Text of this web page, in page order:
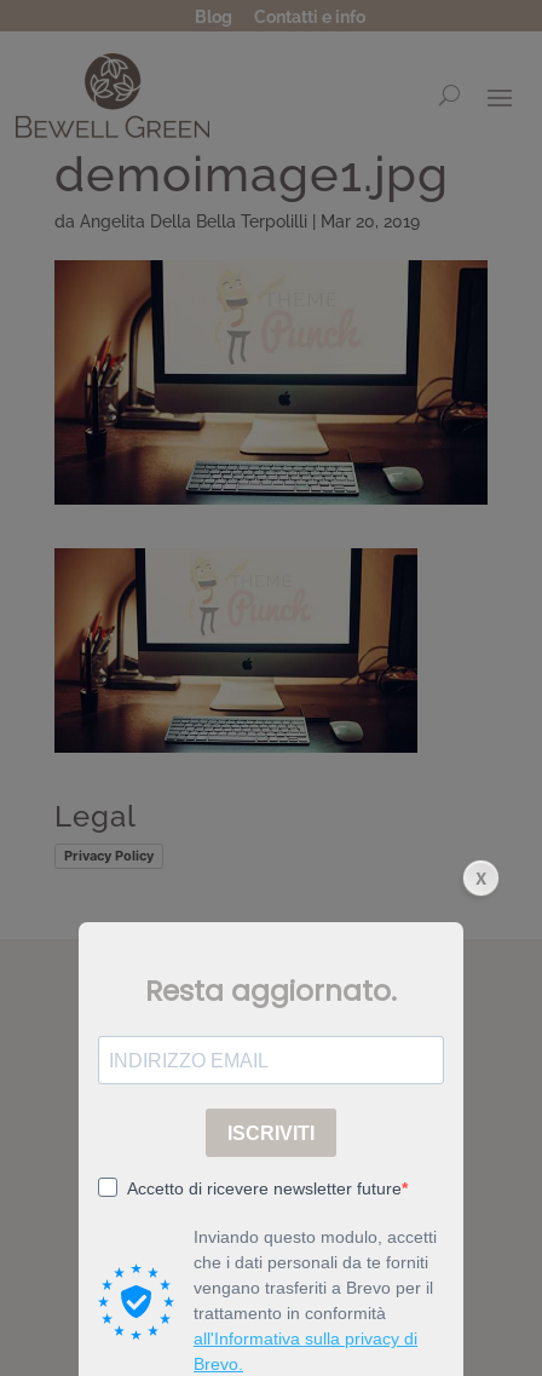
Blog Contatti e info
demoimage1.jpg
da Angelita Della Bella Terpolilli Mar 20, 2019
Legal
Privacy Policy
CONTATTI
Via Nicolino di Galasso 19, 47899
Serravalle, Z.I. Galazzano, RSM
Email info@bewell.bio
ACCOUNT